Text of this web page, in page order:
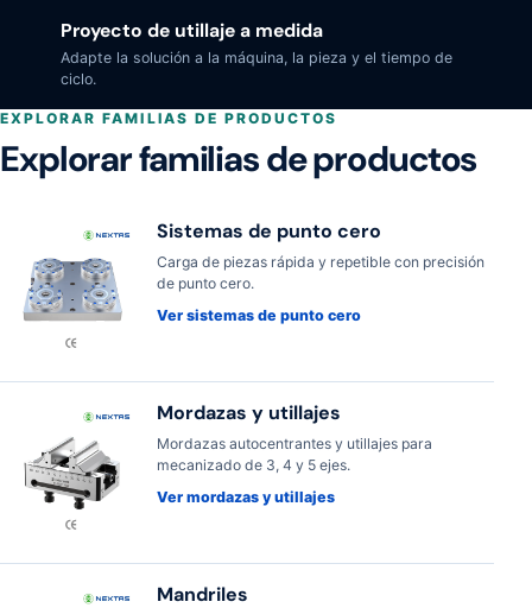
Proyecto de utillaje a medida
Adapte la solución a la máquina, la pieza y el tiempo de
ciclo.
EXPLORAR FAMILIAS DE PRODUCTOS
Explorar familias de productos
Sistemas de punto cero
Carga de piezas rápida y repetible con precisión
de punto cero.
Ver sistemas de punto cero
Mordazas y utillajes
Mordazas autocentrantes y utillajes para
mecanizado de 3, 4 y 5 ejes.
Ver mordazas y utillajes
Mandriles